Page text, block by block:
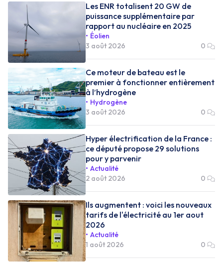
Les ENR totalisent 20 GW de
puissance supplémentaire par
rapport au nucléaire en 2025
Éolien
3 août 2026
0
Ce moteur de bateau est le
premier à fonctionner entièrement
à l’hydrogène
Hydrogène
3 août 2026
0
Hyper électrification de la France :
ce député propose 29 solutions
pour y parvenir
Actualité
2 août 2026
0
Ils augmentent : voici les nouveaux
tarifs de l'électricité au 1er aout
2026
Actualité
1 août 2026
0